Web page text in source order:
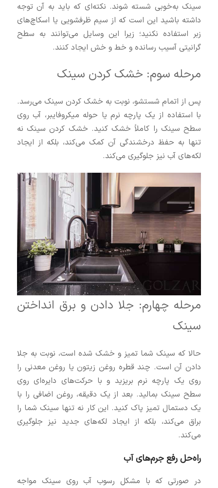
سینک به‌خوبی شسته شوند. نکته‌ای که باید به آن توجه
داشته باشید این است که از سیم ظرفشویی یا اسکاچ‌های
زبر استفاده نکنید؛ زیرا این وسایل می‌توانند به سطح
گرانیتی آسیب رسانده و خط و خش ایجاد کنند.
مرحله سوم: خشک کردن سینک
پس از اتمام شستشو، نوبت به خشک کردن سینک می‌رسد.
با استفاده از یک پارچه نرم یا حوله میکروفایبر، آب روی
سطح سینک را کاملاً خشک کنید. خشک کردن سینک نه
تنها به حفظ درخشندگی آن کمک می‌کند، بلکه از ایجاد
لکه‌های آب نیز جلوگیری می‌کند.
مرحله چهارم: جلا دادن و برق انداختن
سینک
حالا که سینک شما تمیز و خشک شده است، نوبت به جلا
دادن آن است. چند قطره روغن زیتون یا روغن معدنی را
روی یک پارچه نرم بریزید و با حرکت‌های دایره‌ای روی
سطح سینک بمالید. بعد از یک دقیقه، روغن اضافی را با
یک دستمال تمیز پاک کنید. این کار نه تنها سینک شما را
براق می‌کند، بلکه از ایجاد لکه‌های جدید نیز جلوگیری
می‌کند.
راه‌حل رفع جرم‌های آب
در صورتی که با مشکل رسوب آب روی سینک مواجه